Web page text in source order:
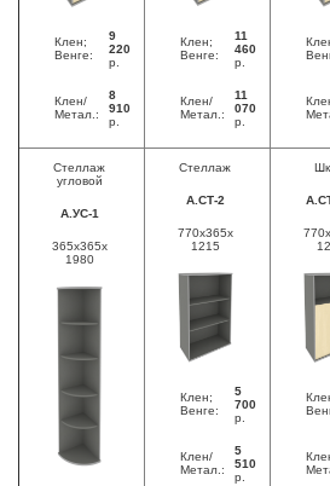
Клен;
Венге:
9
220
р.
Клен/
Метал.:
8
910
р.
Клен;
Венге:
11
460
р.
Клен/
Метал.:
11
070
р.
Стеллаж
угловой
А.УС-1
365x365x
1980
Стеллаж
А.СТ-2
770x365x
1215
Клен;
Венге:
5
700
р.
Клен/
Метал.:
5
510
р.